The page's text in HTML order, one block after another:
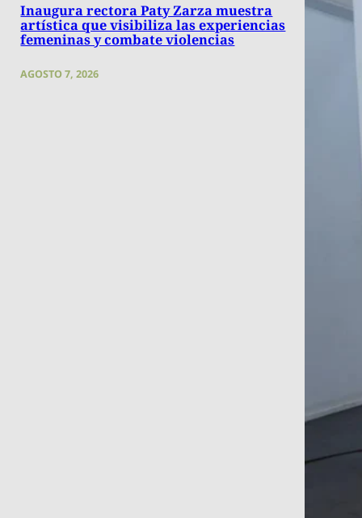
Inaugura rectora Paty Zarza muestra
artística que visibiliza las experiencias
femeninas y combate violencias
AGOSTO 7, 2026